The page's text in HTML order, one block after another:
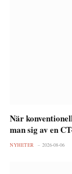
När
man sig av en
NYHETER 2026-08-06